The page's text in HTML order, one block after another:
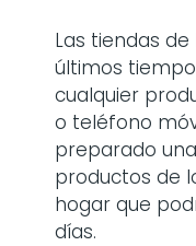
Las tiendas
últimos
cualquier
o teléfono
preparado
productos de
hogar que
días.